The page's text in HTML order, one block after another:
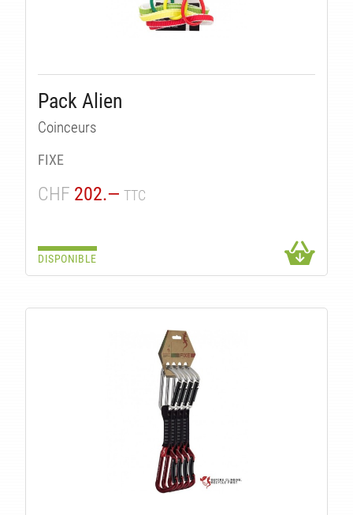
Pack Alien
Coinceurs
FIXE
CHF 202.— TTC
DISPONIBLE